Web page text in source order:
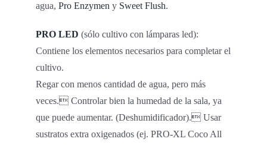
agua, Pro Enzymeny Sweet Flush.
PRO LED (sólo cultivo con lámparas led):
Contiene los elementos necesarios para completar el
cultivo.
Regar con menos cantidad de agua, pero más
veces. Controlar bien la humedad de la sala, ya
que puede aumentar. (Deshumidificador). Usar
sustratos extra oxigenados (ej. PRO-XL Coco All